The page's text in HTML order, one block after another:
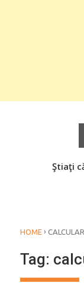
Ştiaţi
HOME ›
Tag: